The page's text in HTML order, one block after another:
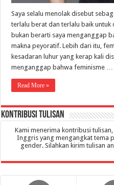
Saya selalu menolak disebut
terlalu berat dan terlalu baik untuk
bukan berarti saya menganggap
makna peyoratif. Lebih dari itu,
kesadaran luhur yang kerap kali
menganggap bahwa feminisme …
Read More »
Kontribusi Tulisan
Kami menerima kontribusi
Inggris yang mengangkat tema
gender. Silahkan kirim tulisan